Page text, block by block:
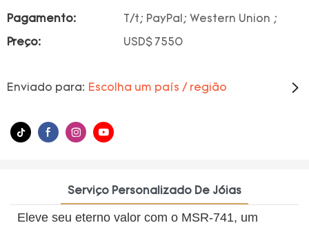
Pagamento: T/t; PayPal; Western Union ;
Preço: USD$ 7550
Enviado para: Escolha um país / região
Serviço Personalizado De Jóias
Eleve seu eterno valor com o MSR-741, um